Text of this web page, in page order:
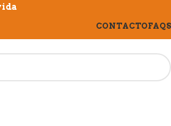
CONTACTOFAQS